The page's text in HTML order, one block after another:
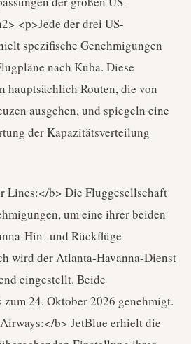
<p>Jede der drei US-
spezifische Genehmigungen
nach Kuba. Diese
hauptsächlich Routen, die von
ausgehen, und spiegeln eine
der Kapazitätsverteilung
b> Die Fluggesellschaft
um eine ihrer beiden
Hin- und Rückflüge
wird der Atlanta-Havanna-Dienst
eingestellt. Beide
zum 24. Oktober 2026 genehmigt.
b> JetBlue erhielt die